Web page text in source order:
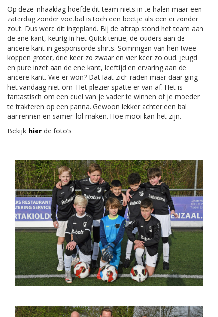
Op deze inhaaldag hoefde dit team niets in te halen maar een
zaterdag zonder voetbal is toch een beetje als een ei zonder
zout. Dus werd dit ingepland. Bij de aftrap stond het team aan
de ene kant, keurig in het Quick tenue, de ouders aan de
andere kant in gesponsorde shirts. Sommigen van hen twee
koppen groter, drie keer zo zwaar en vier keer zo oud. Jeugd
en pure inzet aan de ene kant, leeftijd en ervaring aan de
andere kant. Wie er won? Dat laat zich raden maar daar ging
het vandaag niet om. Het plezier spatte er van af. Het is
fantastisch om een duel van je vader te winnen of je moeder
te trakteren op een panna. Gewoon lekker achter een bal
aanrennen en samen lol maken. Hoe mooi kan het zijn.
Bekijk hier de foto’s